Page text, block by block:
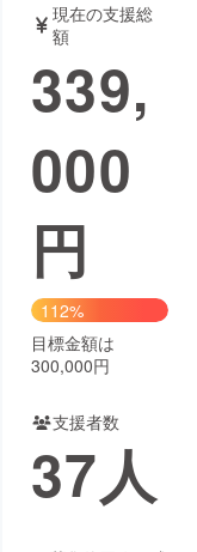
書籍・雑誌
チャレンジ
Creation
コミュニティ
現在の支援総
額
339,
000
円
112%
目標金額は
300,000円
支援者数
37人